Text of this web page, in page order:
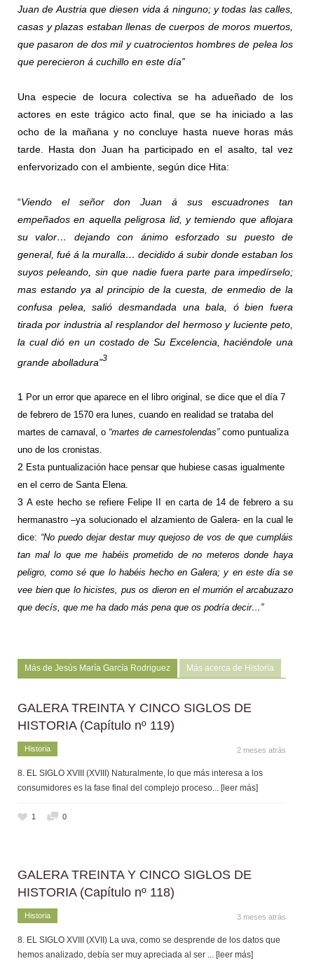
Juan de Austria que diesen vida á ninguno; y todas las calles,
casas y plazas estaban llenas de cuerpos de moros muertos,
que pasaron de dos mil y cuatrocientos hombres de pelea los
que perecieron á cuchillo en este día”
Una especie de locura colectiva se ha adueñado de los
actores en este trágico acto final, que se ha iniciado a las
ocho de la mañana y no concluye hasta nueve horas más
tarde. Hasta don Juan ha participado en el asalto, tal vez
enfervorizado con el ambiente, según dice Hita:
“Viendo el señor don Juan á sus escuadrones tan
empeñados en aquella peligrosa lid, y temiendo que aflojara
su valor… dejando con ánimo esforzado su puesto de
general, fué á la muralla… decidido á subir donde estaban los
suyos peleando, sin que nadie fuera parte para impedírselo;
mas estando ya al principio de la cuesta, de enmedio de la
confusa pelea, salió desmandada una bala, ó bien fuera
tirada por industria al resplandor del hermoso y luciente peto,
la cual dió en un costado de Su Excelencia, haciéndole una
grande abolladura”3
1 Por un error que aparece en el libro original, se dice que el día 7
de febrero de 1570 era lunes, cuando en realidad se trataba del
martes de carnaval, o “martes de carnestolendas”como puntualiza
uno de los cronistas.
2 Esta puntualización hace pensar que hubiese casas igualmente
en el cerro de Santa Elena.
3 A este hecho se refiere Felipe II en carta de 14 de febrero a su
hermanastro –ya solucionado el alzamiento de Galera- en la cual le
dice: “No puedo dejar destar muy quejoso de vos de que cumpláis
tan mal lo que me habéis prometido de no meteros donde haya
peligro, como sé que lo habéis hecho en Galera; y en este día se
vee bien que lo hicistes, pus os dieron en el murrión el arcabuzazo
que decís, que me ha dado más pena que os podría decir…”
Más de Jesús María García Rodriguez Más acerca de Historia
GALERA TREINTA Y CINCO SIGLOS DE
HISTORIA (Capítulo nº 119)
Historia 2 meses atrás
8. EL SIGLO XVIII (XVIII) Naturalmente, lo que más interesa a los
consumidores es la fase final del complejo proceso... [leer más]
1 0
GALERA TREINTA Y CINCO SIGLOS DE
HISTORIA (Capítulo nº 118)
Historia 3 meses atrás
8. EL SIGLO XVIII (XVII) La uva, como se desprende de los datos que
hemos analizado, debía ser muy apreciada al ser ... [leer más]